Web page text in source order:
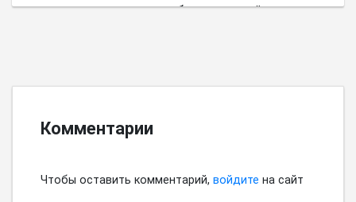
пространства имеет выбор цветовой палитры.
Комментарии
Чтобы оставить комментарий, войдите на сайт